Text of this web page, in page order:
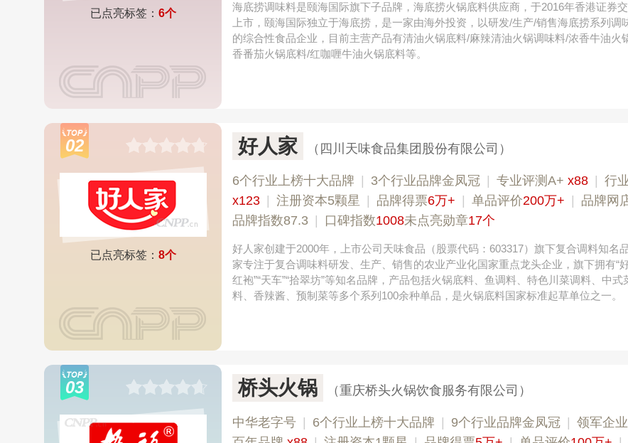
已点亮标签： 6个
海底捞调味料是颐海国际旗下子品牌，海底捞火锅底料供应商，于2016年香港证券
上市，颐海国际独立于海底捞，是一家由海外投资，以研发/生产/销售海底捞系列调
的综合性食品企业，目前主营产品有清油火锅底料/麻辣清油火锅调味料/浓香牛油火
香番茄火锅底料/红咖喱牛油火锅底料等。
02
已点亮标签： 8个
好人家 （四川天味食品集团股份有限公司）
6个行业上榜十大品牌 3个行业品牌金凤冠 专业评测A+ x88
行
x123
注册资本5颗星 品牌得票6万+ 单品评价200万+ 品牌网
品牌指数87.3
口碑指数1008未点亮勋章17个
好人家创建于2000年，上市公司天味食品（股票代码：603317）旗下复合调料知名
家专注于复合调味料研发、生产、销售的农业产业化国家重点龙头企业，旗下拥有“
红袍”“天车”“拾翠坊”等知名品牌，产品包括火锅底料、鱼调料、特色川菜调料、中式
料、香辣酱、预制菜等多个系列100余种单品，是火锅底料国家标准起草单位之一。
03 桥头火锅 （重庆桥头火锅饮食服务有限公司）
中华老字号 6个行业上榜十大品牌 9个行业品牌金凤冠 领军企业